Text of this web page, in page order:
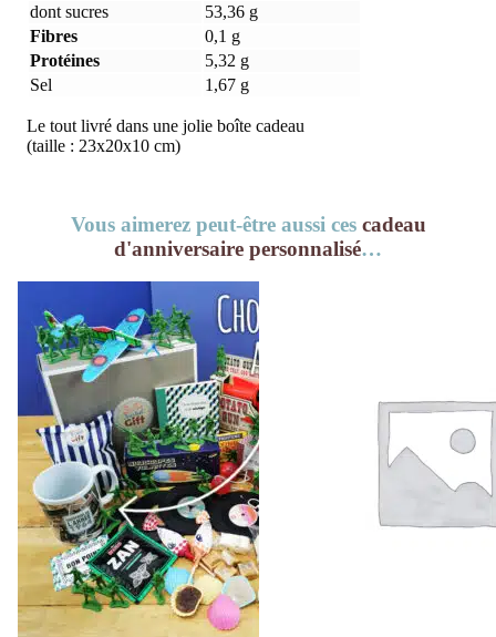
dont sucres
53,36 g
Fibres
0,1 g
Protéines
5,32 g
Sel
1,67 g
Le tout livré dans une jolie boîte cadeau
(taille : 23x20x10 cm)
Vous aimerez peut-être aussi ces cadeau
d'anniversaire personnalisé…